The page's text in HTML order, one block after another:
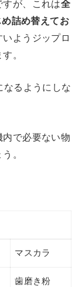
が、これは全
詰め替えてお
ようジップロ
。
なるようにしな
で必要ない物
。
マスカラ
歯磨き粉